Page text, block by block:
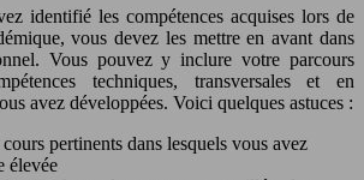
identifié les compétences acquises lors de
vous devez les mettre en avant dans
Vous pouvez y inclure votre parcours
techniques, transversales et en
avez développées. Voici quelques astuces :
pertinents dans lesquels vous avez
élevée